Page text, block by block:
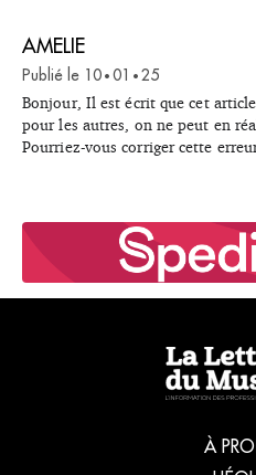
AMELIE
Publié le 10 • 01 • 25
Bonjour, Il est écrit que cet
pour les autres, on ne peut en
Pourriez-vous corriger cette
À